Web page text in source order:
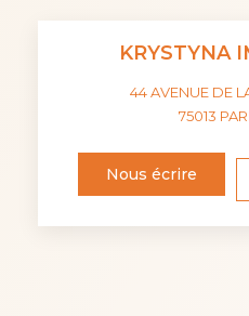
KRYSTYNA
44 AVENUE DE
75013
Nous écrire